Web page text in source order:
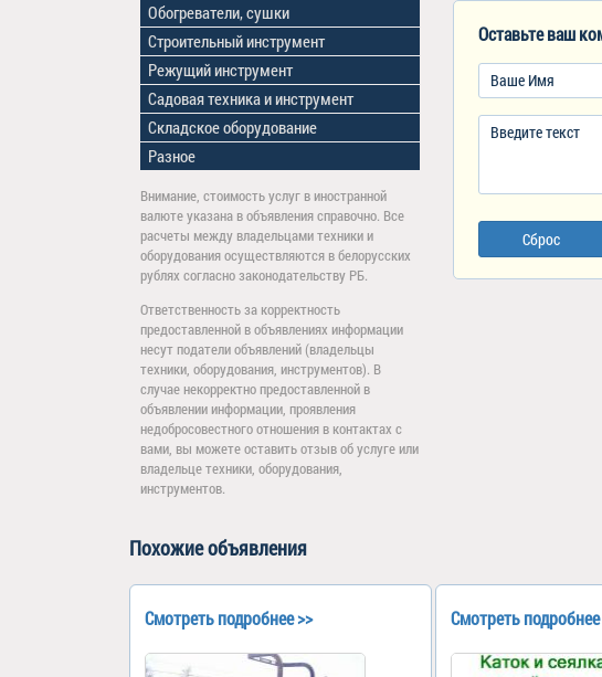
Оставьте ваш
Сброс
Обогреватели, сушки
Строительный инструмент
Режущий инструмент
Садовая техника и инструмент
Складское оборудование
Разное
Внимание, стоимость услуг в иностранной
валюте указана в объявления справочно. Все
расчеты между владельцами техники и
оборудования осуществляются в белорусских
рублях согласно законодательству РБ.
Ответственность за корректность
предоставленной в объявлениях информации
несут податели объявлений (владельцы
техники, оборудования, инструментов). В
случае некорректно предоставленной в
объявлении информации, проявления
недобросовестного отношения в контактах с
вами, вы можете оставить отзыв об услуге или
владельце техники, оборудования,
инструментов.
Похожие объявления
Смотреть подробнее >> Смотреть подробнее